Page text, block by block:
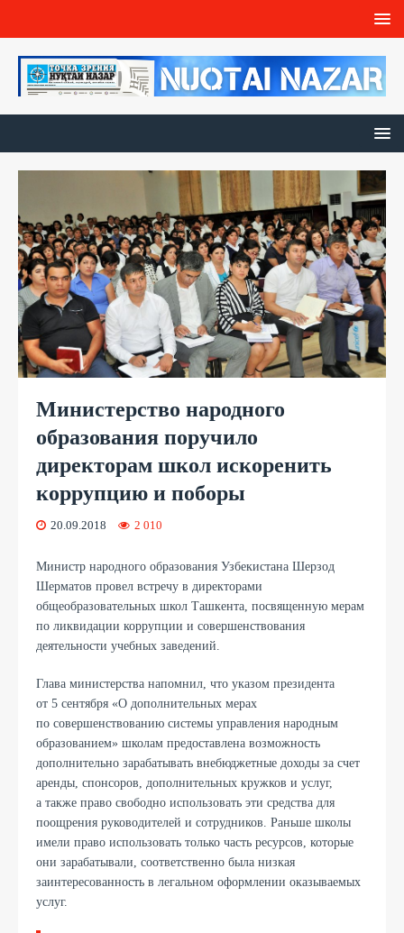
Министерство народного
образования поручило
директорам школ искоренить
коррупцию и поборы
20.09.2018 2 010
Министр народного образования Узбекистана Шерзод
Шерматов провел встречу в директорами
общеобразовательных школ Ташкента, посвященную мерам
по ликвидации коррупции и совершенствования
деятельности учебных заведений.
Глава министерства напомнил, что указом президента
от 5 сентября «О дополнительных мерах
по совершенствованию системы управления народным
образованием» школам предоставлена возможность
дополнительно зарабатывать внебюджетные доходы за счет
аренды, спонсоров, дополнительных кружков и услуг,
а также право свободно использовать эти средства для
поощрения руководителей и сотрудников. Раньше школы
имели право использовать только часть ресурсов, которые
они зарабатывали, соответственно была низкая
заинтересованность в легальном оформлении оказываемых
услуг.